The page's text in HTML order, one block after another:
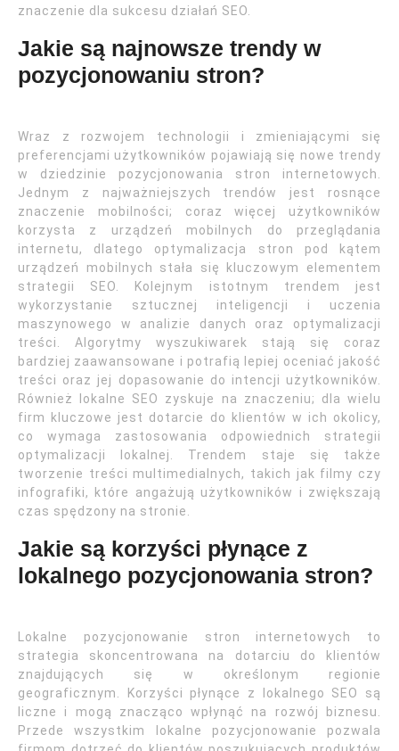
znaczenie dla sukcesu działań SEO.
Jakie są najnowsze trendy w
pozycjonowaniu stron?
Wraz z rozwojem technologii i zmieniającymi się
preferencjami użytkowników pojawiają się nowe trendy
w dziedzinie pozycjonowania stron internetowych.
Jednym z najważniejszych trendów jest rosnące
znaczenie mobilności; coraz więcej użytkowników
korzysta z urządzeń mobilnych do przeglądania
internetu, dlatego optymalizacja stron pod kątem
urządzeń mobilnych stała się kluczowym elementem
strategii SEO. Kolejnym istotnym trendem jest
wykorzystanie sztucznej inteligencji i uczenia
maszynowego w analizie danych oraz optymalizacji
treści. Algorytmy wyszukiwarek stają się coraz
bardziej zaawansowane i potrafią lepiej oceniać jakość
treści oraz jej dopasowanie do intencji użytkowników.
Również lokalne SEO zyskuje na znaczeniu; dla wielu
firm kluczowe jest dotarcie do klientów w ich okolicy,
co wymaga zastosowania odpowiednich strategii
optymalizacji lokalnej. Trendem staje się także
tworzenie treści multimedialnych, takich jak filmy czy
infografiki, które angażują użytkowników i zwiększają
czas spędzony na stronie.
Jakie są korzyści płynące z
lokalnego pozycjonowania stron?
Lokalne pozycjonowanie stron internetowych to
strategia skoncentrowana na dotarciu do klientów
znajdujących się w określonym regionie
geograficznym. Korzyści płynące z lokalnego SEO są
liczne i mogą znacząco wpłynąć na rozwój biznesu.
Przede wszystkim lokalne pozycjonowanie pozwala